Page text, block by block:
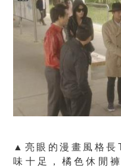
▲亮眼的漫畫風格長
味十足，橘色休閒